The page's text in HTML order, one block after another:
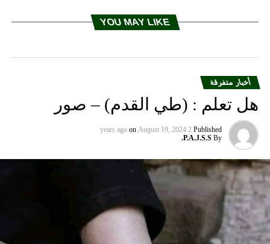
انضمّوا إلى هذه الصفحة التابعة لأليتيا لتصلكم أخبار اضطهادات
RELATED TOPICS:
UP
لبنانيّة “مسيحية” تفتخر بتكبير “ثدييها”…لقد دقّت
DON'T MISS
طريقة جديدة للطبيب اللبناني ميشال عبيد في مكافحة
السرطان
YOU MAY LIKE
أخبار متفرقة
هل تعلم : (طي القدم) – صور
Published
2 years ago
on August 19, 2024
By
P.A.J.S.S.